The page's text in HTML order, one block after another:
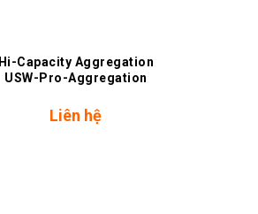
Hi-Capacity Aggregation
USW-Pro-Aggregation
Liên hệ